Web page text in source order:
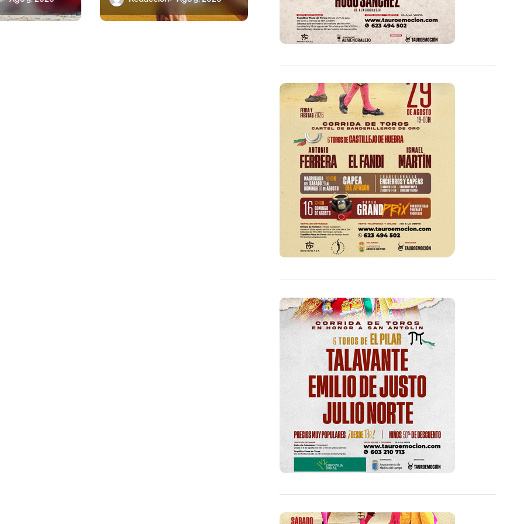
en
guardián de la